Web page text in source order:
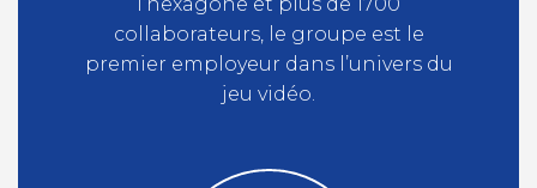
collaborateurs, le groupe est le
premier employeur dans l’univers du
jeu vidéo.